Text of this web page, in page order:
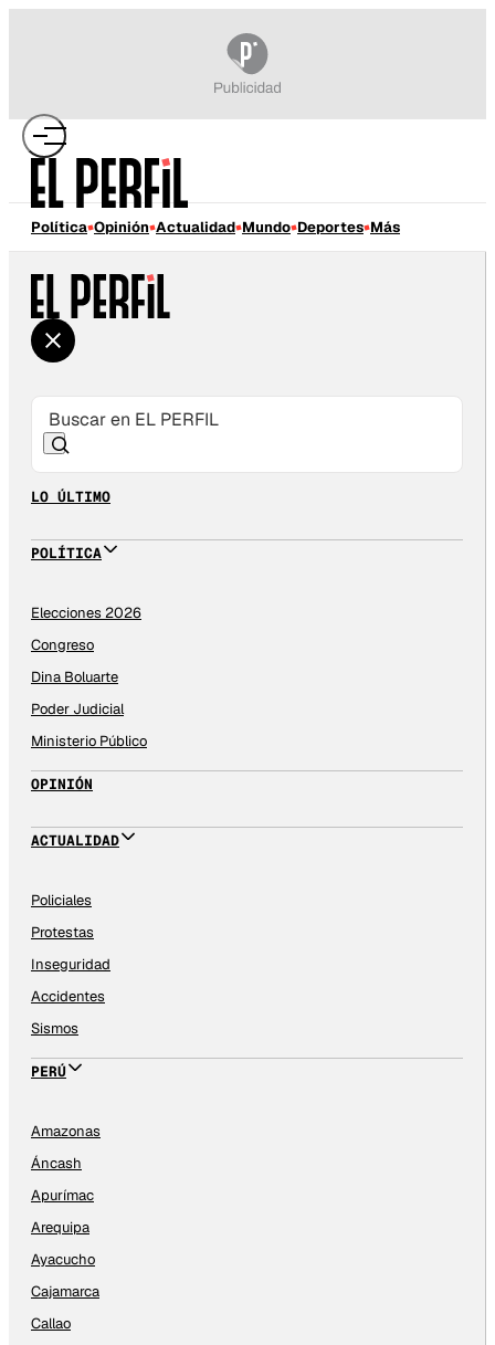
Política Opinión Actualidad Mundo Deportes Más
LO ÚLTIMO
POLÍTICA
Elecciones 2026
Congreso
Dina Boluarte
Poder Judicial
Ministerio Público
OPINIÓN
ACTUALIDAD
Policiales
Protestas
Inseguridad
Accidentes
Sismos
PERÚ
Amazonas
Áncash
Apurímac
Arequipa
Ayacucho
Cajamarca
Callao